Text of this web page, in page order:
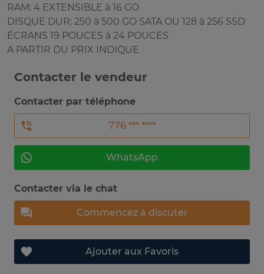
RAM: 4 EXTENSIBLE à 16 GO
DISQUE DUR: 250 à 500 GO SATA OU 128 à 256 SSD
ÉCRANS 19 POUCES à 24 POUCES
A PARTIR DU PRIX INDIQUE
Contacter le vendeur
Contacter par téléphone
776 *** ****
WhatsApp
Contacter via le chat
Commencez à discuter
Ajouter aux Favoris